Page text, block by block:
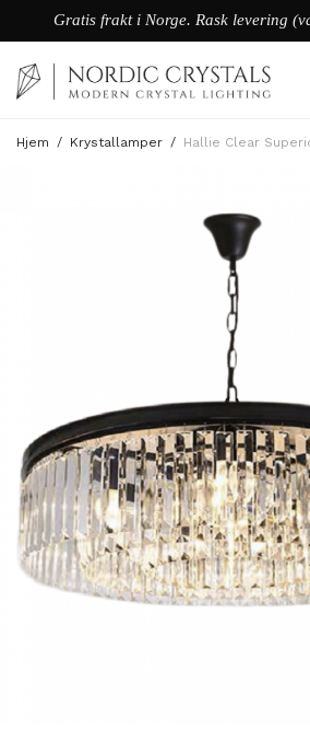
Gratis frakt i Norge. Rask levering
Hjem / Krystallamper / Hallie Clear